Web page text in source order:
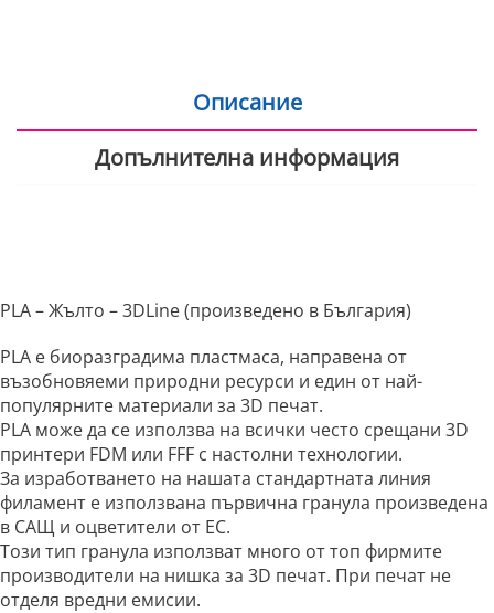
Описание
Допълнителна информация
PLA – Жълто – 3DLine (произведено в България)
PLA е биоразградима пластмаса, направена от
възобновяеми природни ресурси и един от най-
популярните материали за 3D печат.
PLA може да се използва на всички често срещани 3D
принтери FDM или FFF с настолни технологии.
За изработването на нашата стандартната линия
филамент е използвана първична гранула произведена
в САЩ и оцветители от ЕС.
Този тип гранула използват много от топ фирмите
производители на нишка за 3D печат. При печат не
отделя вредни емисии.